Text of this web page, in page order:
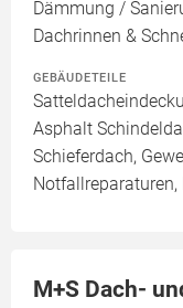
Dämmung /
Dachrinnen &
GEBÄUDETEILE
Asphalt
Schieferdach,
M+S Dach-